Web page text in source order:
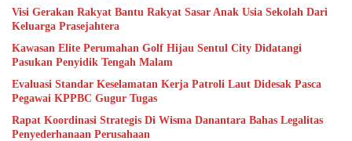
Visi Gerakan Rakyat Bantu Rakyat Sasar Anak Usia Sekolah Dari
Keluarga Prasejahtera
Kawasan Elite Perumahan Golf Hijau Sentul City Didatangi
Pasukan Penyidik Tengah Malam
Evaluasi Standar Keselamatan Kerja Patroli Laut Didesak Pasca
Pegawai KPPBC Gugur Tugas
Rapat Koordinasi Strategis Di Wisma Danantara Bahas Legalitas
Penyederhanaan Perusahaan